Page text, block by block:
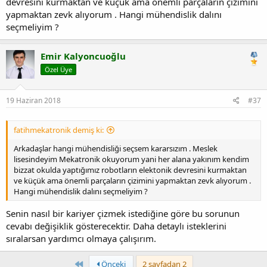
Selamlar.
Not: Ne kadar maaş alacağını girdiğin şirketler belirler sen okumana
yapmaktan zevk alıyorum . Hangi mühendislik dalını
seçmeliyim ?
Emir Kalyoncuoğlu
Özel Üye
19 Haziran 2018 #37
fatihmekatronik demiş ki:
Arkadaşlar hangi mühendisliği seçsem kararsızım . Meslek
lisesindeyim Mekatronik okuyorum yani her alana yakınım kendim
bizzat okulda yaptığımız robotların elektonik devresini kurmaktan
ve küçük ama önemli parçaların çizimini yapmaktan zevk alıyorum .
Hangi mühendislik dalını seçmeliyim ?
Senin nasıl bir kariyer çizmek istediğine göre bu sorunun
cevabı değişiklik gösterecektir. Daha detaylı isteklerini
sıralarsan yardımcı olmaya çalışırım.
First Önceki 2 sayfadan 2